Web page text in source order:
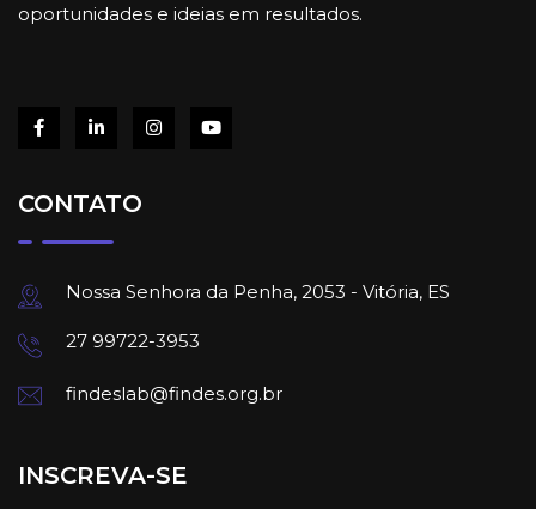
oportunidades e ideias em resultados.
CONTATO
Nossa Senhora da Penha, 2053 - Vitória, ES
27 99722-3953
findeslab@findes.org.br
INSCREVA-SE